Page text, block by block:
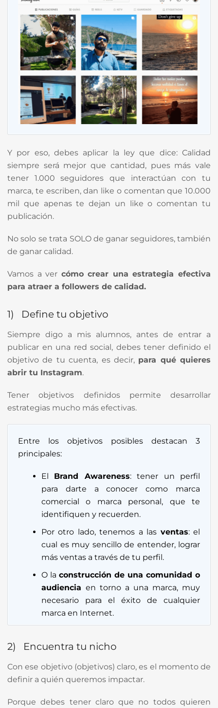
Y por eso, debes aplicar la ley que dice: Calidad
siempre será mejor que cantidad, pues más vale
tener 1.000 seguidores que interactúan con tu
marca, te escriben, dan like o comentan que 10.000
mil que apenas te dejan un like o comentan tu
publicación.
No solo se trata SOLO de ganar seguidores, también
de ganar calidad.
Vamos a ver cómo crear una estrategia efectiva
para atraer a followers de calidad.
1) Define tu objetivo
Siempre digo a mis alumnos, antes de entrar a
publicar en una red social, debes tener definido el
objetivo de tu cuenta, es decir, para qué quieres
abrir tu Instagram.
Tener objetivos definidos permite desarrollar
estrategias mucho más efectivas.
Entre los objetivos posibles destacan 3
principales:
El Brand Awareness: tener un perfil
para darte a conocer como marca
comercial o marca personal, que te
identifiquen y recuerden.
Por otro lado, tenemos a las ventas: el
cual es muy sencillo de entender, lograr
más ventas a través de tu perfil.
O la construcción de una comunidad o
audiencia en torno a una marca, muy
necesario para el éxito de cualquier
marca en Internet.
2) Encuentra tu nicho
Con ese objetivo (objetivos) claro, es el momento de
definir a quién queremos impactar.
Porque debes tener claro que no todos quieren